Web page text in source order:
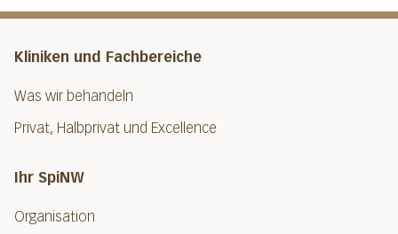
Kliniken und Fachbereiche
Was wir behandeln
Privat, Halbprivat und Excellence
Ihr SpiNW
Organisation